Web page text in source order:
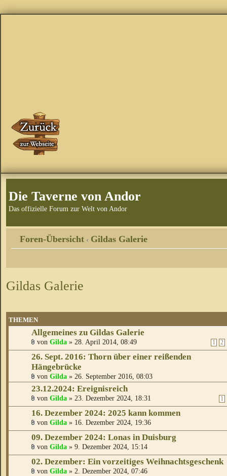
Die Taverne von Andor
Das offizielle Forum zur Welt von Andor
Foren-Übersicht ‹ Gildas Galerie
Gildas Galerie
THEMEN
Allgemeines zu Gildas Galerie
1 2
von Gilda » 28. April 2014, 08:49
26. Sept. 2016: Thorn über einer reißenden
Hängebrücke
von Gilda » 26. September 2016, 08:03
23.12.2024: Ereignisreich
1
von Gilda » 23. Dezember 2024, 18:31
16. Dezember 2024: 2025 kann kommen
von Gilda » 16. Dezember 2024, 19:36
09. Dezember 2024: Lonas in Duisburg
von Gilda » 9. Dezember 2024, 15:14
02. Dezember: Ein vorzeitiges Weihnachtsgeschenk
von Gilda » 2. Dezember 2024, 07:46